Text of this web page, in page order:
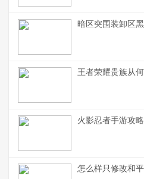
暗区突围装卸区
王者荣耀贵族从
火影忍者手游攻
怎么样只修改和